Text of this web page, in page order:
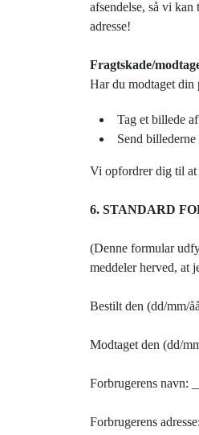
afsendelse, så vi
adresse!
Fragtskade/
Har du modtaget din
Tag et billede
Send billederne
Vi opfordrer dig til at
6. STANDARD
(Denne formular
meddeler herved, at
Bestilt den (dd/mm/
Modtaget den (dd/
Forbrugerens navn:
Forbrugerens